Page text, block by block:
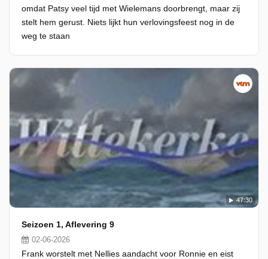
omdat Patsy veel tijd met Wielemans doorbrengt, maar zij
stelt hem gerust. Niets lijkt hun verlovingsfeest nog in de
weg te staan
47:30
Seizoen 1, Aflevering 9
02-06-2026
Frank worstelt met Nellies aandacht voor Ronnie en eist